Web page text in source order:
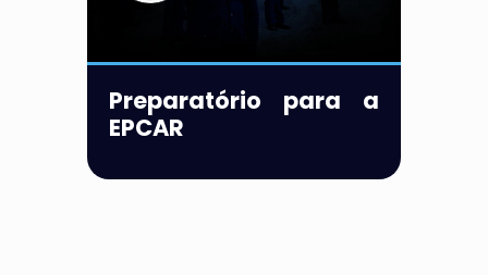
Preparatório para a
EPCAR